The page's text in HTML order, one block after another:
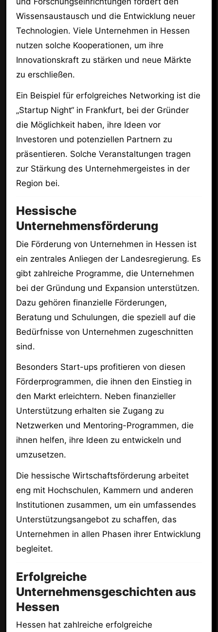
Wissensaustausch und die Entwicklung neuer
Technologien. Viele Unternehmen in Hessen
nutzen solche Kooperationen, um ihre
Innovationskraft zu stärken und neue Märkte
zu erschließen.
Ein Beispiel für erfolgreiches Networking ist die
„Startup Night“ in Frankfurt, bei der Gründer
die Möglichkeit haben, ihre Ideen vor
Investoren und potenziellen Partnern zu
präsentieren. Solche Veranstaltungen tragen
zur Stärkung des Unternehmergeistes in der
Region bei.
Hessische
Unternehmensförderung
Die Förderung von Unternehmen in Hessen ist
ein zentrales Anliegen der Landesregierung. Es
gibt zahlreiche Programme, die Unternehmen
bei der Gründung und Expansion unterstützen.
Dazu gehören finanzielle Förderungen,
Beratung und Schulungen, die speziell auf die
Bedürfnisse von Unternehmen zugeschnitten
sind.
Besonders Start-ups profitieren von diesen
Förderprogrammen, die ihnen den Einstieg in
den Markt erleichtern. Neben finanzieller
Unterstützung erhalten sie Zugang zu
Netzwerken und Mentoring-Programmen, die
ihnen helfen, ihre Ideen zu entwickeln und
umzusetzen.
Die hessische Wirtschaftsförderung arbeitet
eng mit Hochschulen, Kammern und anderen
Institutionen zusammen, um ein umfassendes
Unterstützungsangebot zu schaffen, das
Unternehmen in allen Phasen ihrer Entwicklung
begleitet.
Erfolgreiche
Unternehmensgeschichten aus
Hessen
Hessen hat zahlreiche erfolgreiche